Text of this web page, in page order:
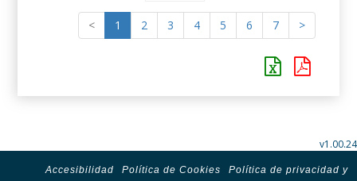
< 1 2 3 4 5 6 7 >
v1.00.24
Accesibilidad Política de Cookies
Política de privacidad y